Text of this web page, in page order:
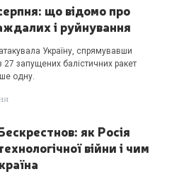
що відомо про
і руйнування
Україну, спрямувавши
27 запущених балістичних ракет
одну.
як Росія
війни і чим